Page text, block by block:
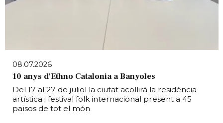
08.07.2026
10 anys d'Ethno Catalonia a Banyoles
Del 17 al 27 de juliol la ciutat acollirà la residència
artística i festival folk internacional present a 45
països de tot el món